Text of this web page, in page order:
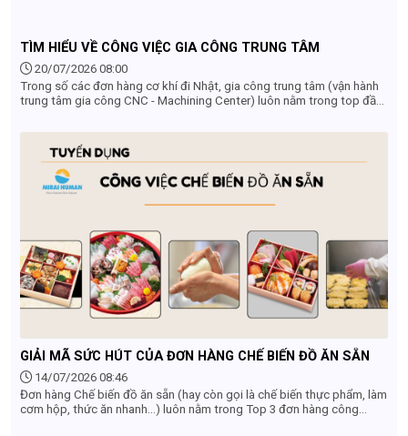
TÌM HIỂU VỀ CÔNG VIỆC GIA CÔNG TRUNG TÂM
20/07/2026 08:00
Trong số các đơn hàng cơ khí đi Nhật, gia công trung tâm (vận hành
trung tâm gia công CNC - Machining Center) luôn nằm trong top đầu
hàng "vàng" dành cho lao động Việt Nam nhờ mức thu nhập hấp dẫn,
môi trường làm việc sạch sẽ, không tốn sức lực và cơ hội phát triển
nghề nghiệp vượt trội sau khi về nước. Vậy công việc gia công trung
tâm ở Nhật Bản cụ thể là làm gì? Điều kiện tuyển dụng và mức lương
thực tế ra sao? Hãy cùng tìm hiểu chi tiết từ A-Z ngay trong bài viết
GIẢI MÃ SỨC HÚT CỦA ĐƠN HÀNG CHẾ BIẾN ĐỒ ĂN SẴN
14/07/2026 08:46
Đơn hàng Chế biến đồ ăn sẵn (hay còn gọi là chế biến thực phẩm, làm
cơm hộp, thức ăn nhanh...) luôn nằm trong Top 3 đơn hàng công